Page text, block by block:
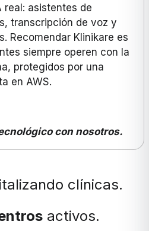
real: asistentes de
transcripción de voz y
Recomendar Klinikare es
siempre operen con la
protegidos por una
en AWS.
con nosotros.
clínicas.
activos.